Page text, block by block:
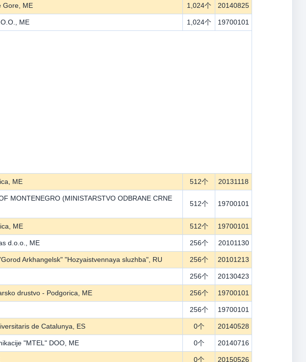
Gore, ME 1,024个 20140825
ME 1,024个 19700101
ME 512个 20131118
MONTENEGRO (MINISTARSTVO ODBRANE CRNE
512个 19700101
ME 512个 19700101
d.o.o., ME 256个 20101130
Arkhangelsk" "Hozyaistvennaya sluzhba", RU 256个 20101213
256个 20130423
drustvo - Podgorica, ME 256个 19700101
256个 19700101
de Catalunya, ES 0个 20140528
"MTEL" DOO, ME 0个 20140716
0个 20150526